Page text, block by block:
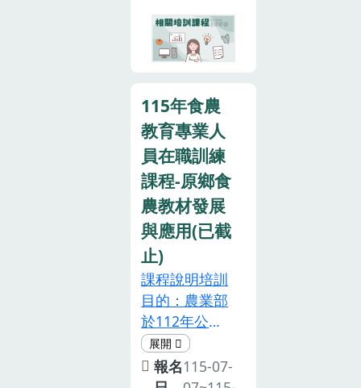
程，結訓後於
本系統核予相
關培訓時數，
書。本活動設
計非屬親子活
動，囿於現場
活動空間及設
備有限，請勿
攜帶孩童與
會。如遇颱風
等天然災害，
當日屏東縣停
班課，本課程
則同步取消，
後續辦理日期
將另行通知。
教育推廣人力
的知能，建立
系，鼓勵農會
推廣人員、農
民、學校教師
利用相關教學
教材，激盪多
元教學方法，
以提高教學效
果，並透過農
業界與教育界
的相互學習，
提升食農教育
觀念及實務操
作的能力。
四、辦理機
115年食農
教育專業人
員在職訓練
課程-原鄉食
農教材發展
與應用(已截
止)
課程說明培訓
目的：農業部
於112年公告
「食農教育專
業人員資格及
培訓辦法」，
報名115-07-